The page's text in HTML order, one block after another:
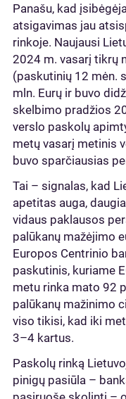
Panašu, kad
atsigavimas jau
rinkoje. Naujausi
2024 m. vasarį tikrų
(paskutinių 12 mėn.
mln. Eurų ir buvo
skelbimo pradžios
verslo paskolų
metų vasarį metinis
buvo sparčiausias
Tai – signalas, kad
apetitas auga,
vidaus paklausos
palūkanų mažėjimo
Europos Centrinio
paskutinis, kuriame
metu rinka mato 92
palūkanų mažinimo
viso tikisi, kad iki
3–4 kartus.
Paskolų rinką
pinigų pasiūla –